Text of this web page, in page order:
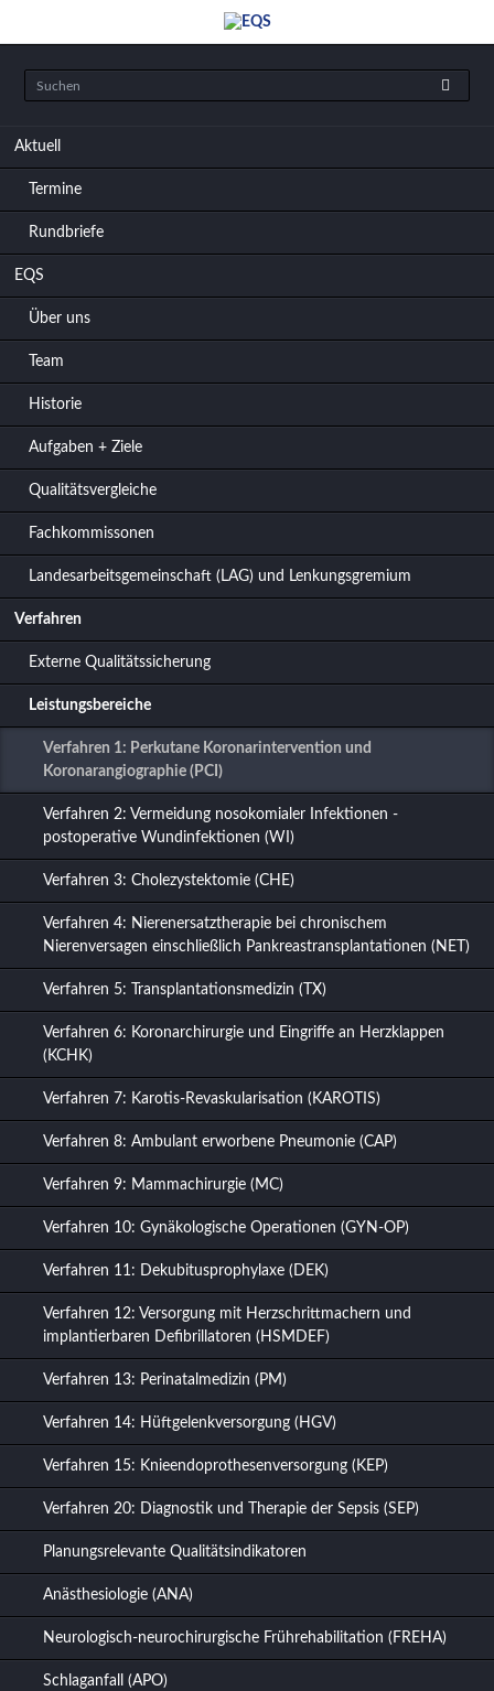
Navigation
Aktuell
Termine
Rundbriefe
EQS
Über uns
Team
Historie
Aufgaben + Ziele
Qualitätsvergleiche
Fachkommissonen
Landesarbeitsgemeinschaft (LAG) und Lenkungsgremium
Verfahren
Externe Qualitätssicherung
Leistungsbereiche
Verfahren 1: Perkutane Koronarintervention und
Koronarangiographie (PCI)
Verfahren 2: Vermeidung nosokomialer Infektionen -
postoperative Wundinfektionen (WI)
Verfahren 3: Cholezystektomie (CHE)
Verfahren 4: Nierenersatztherapie bei chronischem
Nierenversagen einschließlich Pankreastransplantationen (NET)
Verfahren 5: Transplantationsmedizin (TX)
Verfahren 6: Koronarchirurgie und Eingriffe an Herzklappen
(KCHK)
Verfahren 7: Karotis-Revaskularisation (KAROTIS)
Verfahren 8: Ambulant erworbene Pneumonie (CAP)
Verfahren 9: Mammachirurgie (MC)
Verfahren 10: Gynäkologische Operationen (GYN-OP)
Verfahren 11: Dekubitusprophylaxe (DEK)
Verfahren 12: Versorgung mit Herzschrittmachern und
implantierbaren Defibrillatoren (HSMDEF)
Verfahren 13: Perinatalmedizin (PM)
Verfahren 14: Hüftgelenkversorgung (HGV)
Verfahren 15: Knieendoprothesenversorgung (KEP)
Verfahren 20: Diagnostik und Therapie der Sepsis (SEP)
Planungsrelevante Qualitätsindikatoren
Anästhesiologie (ANA)
Neurologisch-neurochirurgische Frührehabilitation (FREHA)
Schlaganfall (APO)